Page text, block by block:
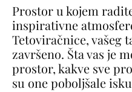
Prostor u kojem
inspirativne
Tetoviračnice, vašeg
završeno. Šta vas je
prostor, kakve sve
su one poboljšale